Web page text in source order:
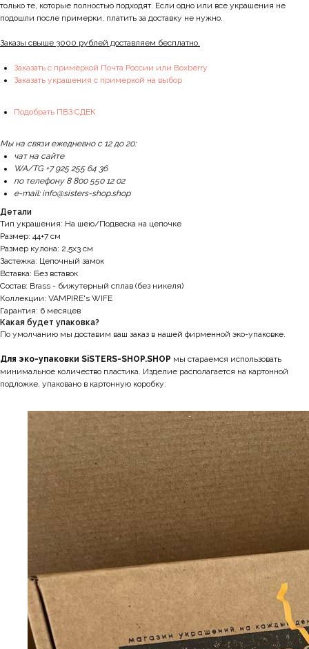
только те, которые полностью подходят. Если одно или все украшения не
подошли после примерки, платить за доставку не нужно.
Заказы свыше 3000 рублей доставляем бесплатно.
Заказать с примеркой Почта России или Boxberry
Заказать украшения с примеркой на выбор
Подобрать ПВЗ СДЕК
Мы на связи ежедневно с 12 до 20:
чат на сайте
WA/TG +7 925 255 64 36
по телефону 8 800 550 12 02
e-mail: info@sisters-shop.shop
Детали
Тип украшения: На шею/Подвеска на цепочке
Размер: 44+7 см
Размер кулона: 2,5х3 см
Застежка: Цепочный замок
Вставка: Без вставок
Состав: Brass - бижутерный сплав (без никеля)
Коллекции: VAMPIRE's WIFE
Гарантия: 6 месяцев
Какая будет упаковка?
По умолчанию мы доставим ваш заказ в нашей фирменной эко-упаковке.
Для эко-упаковки SiSTERS-SHOP.SHOP мы стараемся использовать
минимальное количество пластика. Изделие располагается на картонной
подложке, упаковано в картонную коробку: